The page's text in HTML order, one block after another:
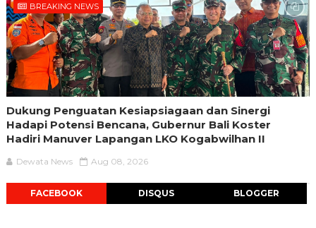
BREAKING NEWS
Dukung Penguatan Kesiapsiagaan dan Sinergi
Hadapi Potensi Bencana, Gubernur Bali Koster
Hadiri Manuver Lapangan LKO Kogabwilhan II
Dewata News Aug 08, 2026
FACEBOOK DISQUS BLOGGER